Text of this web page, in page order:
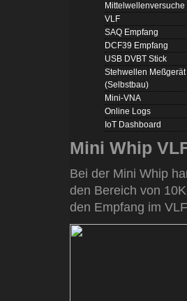
Mittelwellenversuche
VLF
SAQ Empfang
DCF39 Empfang
USB DVBT Stick
Stehwellen Meßgerät
(Selbstbau)
Mini-VNA
Online Logs
IoT Dashboard
Mini Whip
Bei der Mini Whip
den Bereich von
den Empfang im